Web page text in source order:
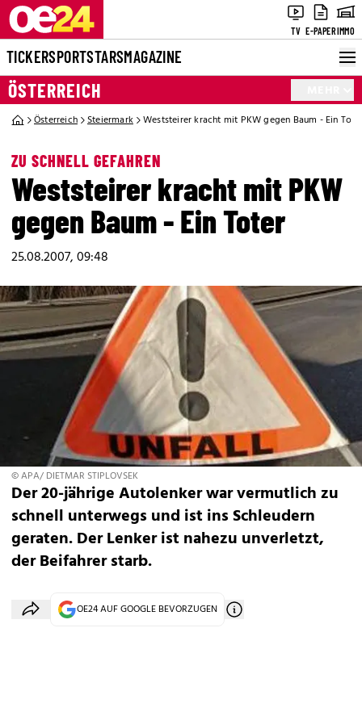
TV E-PAPERIMMO
TICKERSPORTSTARSMAGAZINE
ÖSTERREICH
Österreich Steiermark Weststeirer kracht mit PKW gegen Baum - Ein
ZU SCHNELL GEFAHREN
Weststeirer kracht mit PKW
gegen Baum - Ein Toter
25.08.2007, 09:48
© APA/ DIETMAR STIPLOVSEK
Der 20-jährige Autolenker war vermutlich zu
schnell unterwegs und ist ins Schleudern
geraten. Der Lenker ist nahezu unverletzt,
der Beifahrer starb.
OE24 AUF GOOGLE BEVORZUGEN